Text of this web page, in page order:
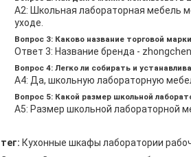
A2: Школьная лабораторная мебель
уходе.
Вопрос 3: Каково название торговой
Ответ 3: Название бренда -
Вопрос 4: Легко ли собирать и
A4: Да, школьную лабораторную
Вопрос 5: Какой размер школьной
A5: Размер школьной лабораторной
тег: Кухонные шкафы лаборатории